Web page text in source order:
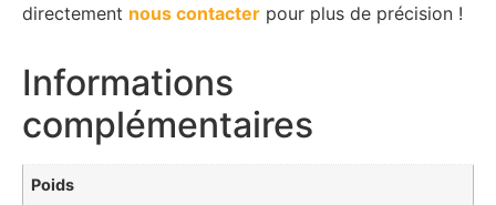
directement nous contacter pour plus de précision !
Informations
complémentaires
Poids